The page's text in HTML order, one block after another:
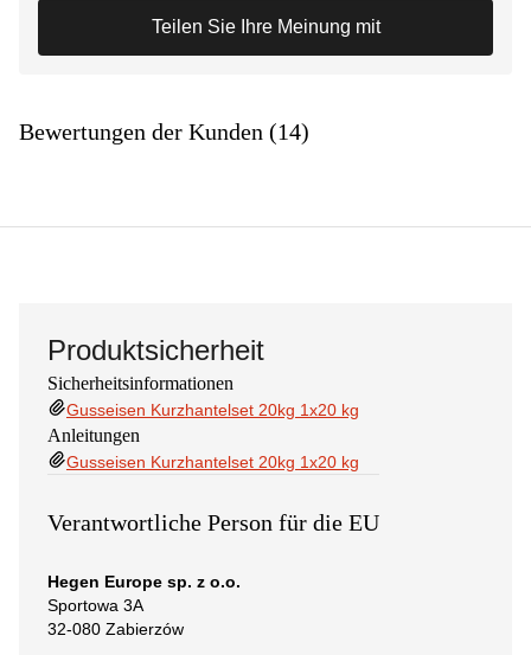
Teilen Sie Ihre Meinung mit
Bewertungen der Kunden (14)
Produktsicherheit
Sicherheitsinformationen
Gusseisen Kurzhantelset 20kg 1x20 kg
Anleitungen
Gusseisen Kurzhantelset 20kg 1x20 kg
Verantwortliche Person für die EU
Hegen Europe sp. z o.o.
Sportowa 3A
32-080 Zabierzów